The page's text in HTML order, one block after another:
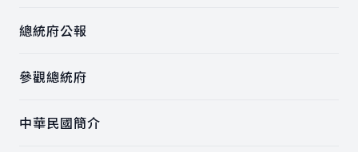
總統府公報
參觀總統府
中華民國簡介